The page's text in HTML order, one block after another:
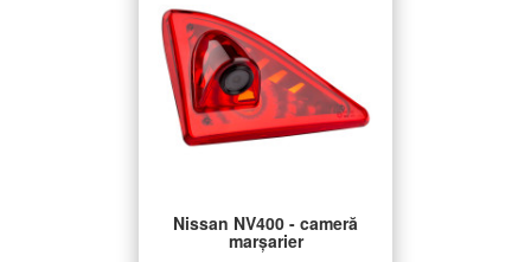
Nissan NV400 - cameră
marșarier